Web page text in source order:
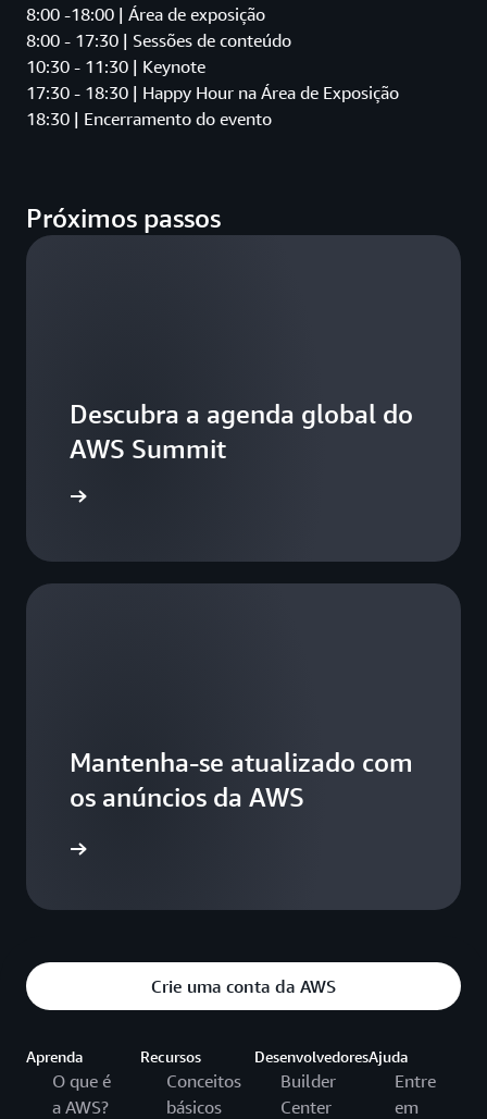
8:00 -18:00 | Área de exposição
8:00 - 17:30 | Sessões de conteúdo
10:30 - 11:30 | Keynote
17:30 - 18:30 | Happy Hour na Área de Exposição
18:30 | Encerramento do evento
Próximos passos
Descubra a agenda global do
AWS Summit
Mantenha-se atualizado com
os anúncios da AWS
Crie uma conta da AWS
Aprenda
O que é
a AWS?
Recursos
Conceitos
básicos
Desenvolvedores
Builder
Center
Ajuda
Entre
em